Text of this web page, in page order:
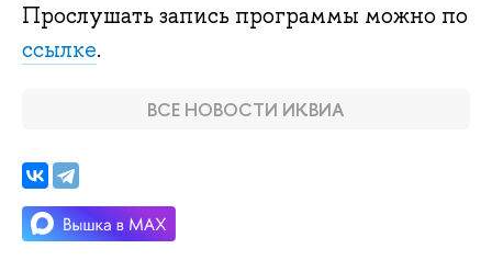
Прослушать запись программы можно по
ссылке.
ВСЕ НОВОСТИ ИКВИА